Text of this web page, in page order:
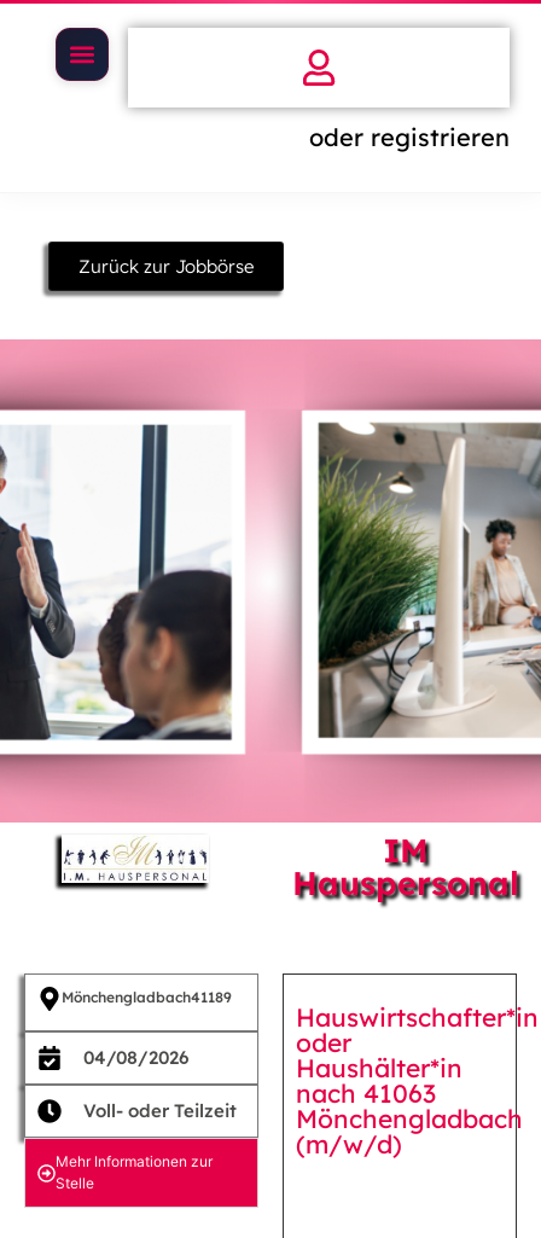
oder registrieren
Zurück zur Jobbörse
IM
Hauspersonal
Mönchengladbach41189
04/08/2026
Voll- oder Teilzeit
Mehr Informationen zur
Stelle
Hauswirtschafter*in
oder
Haushälter*in
nach 41063
Mönchengladbach
(m/w/d)